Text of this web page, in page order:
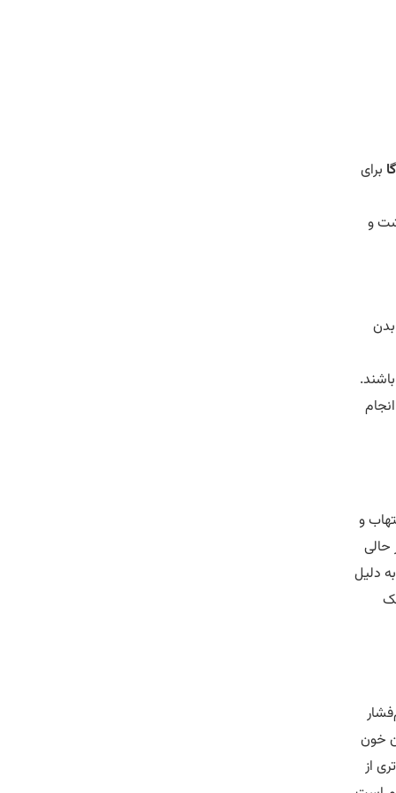
برای
و
و
حالی
دلیل
خون
از